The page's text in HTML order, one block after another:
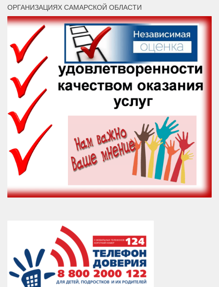
ОРГАНИЗАЦИЯХ САМАРСКОЙ ОБЛАСТИ